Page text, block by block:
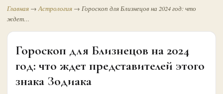
Главная → Астрология → Гороскоп для Близнецов на 2024 год: что
ждет…
Гороскоп для Близнецов на 2024
год: что ждет представителей этого
знака Зодиака